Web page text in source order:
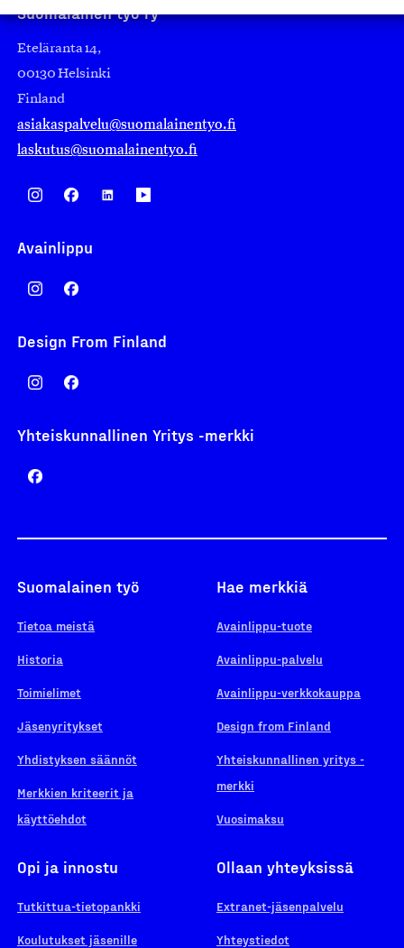
Suomalainen työ ry
Eteläranta 14,
00130 Helsinki
Finland
asiakaspalvelu@suomalainentyo.fi
laskutus@suomalainentyo.fi
Avainlippu
Design From Finland
Yhteiskunnallinen Yritys -merkki
Suomalainen työ
Tietoa meistä
Historia
Toimielimet
Jäsenyritykset
Yhdistyksen säännöt
Merkkien kriteerit ja
käyttöehdot
Hae merkkiä
Avainlippu-tuote
Avainlippu-palvelu
Avainlippu-verkkokauppa
Design from Finland
Yhteiskunnallinen yritys -
merkki
Vuosimaksu
Opi ja innostu
Tutkittua-tietopankki
Koulutukset jäsenille
Ollaan yhteyksissä
Extranet-jäsenpalvelu
Yhteystiedot